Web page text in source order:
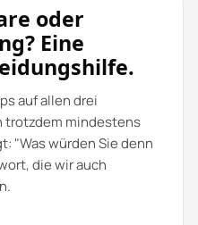
oder
Eine
auf allen drei
trotzdem mindestens
"Was würden Sie denn
die wir auch